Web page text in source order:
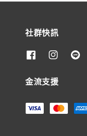
社群快訊
金流支援